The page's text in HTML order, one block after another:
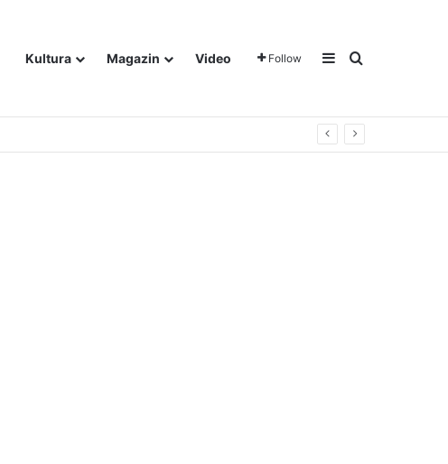
Kultura Magazin Video Follow Sidebar
Traži